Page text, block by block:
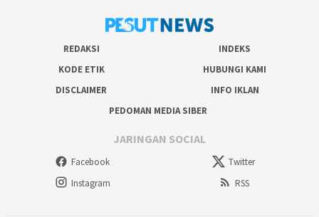
REDAKSI
INDEKS
KODE ETIK
HUBUNGI KAMI
DISCLAIMER
INFO IKLAN
PEDOMAN MEDIA SIBER
JARINGAN SOCIAL
Facebook
Twitter
Instagram
RSS